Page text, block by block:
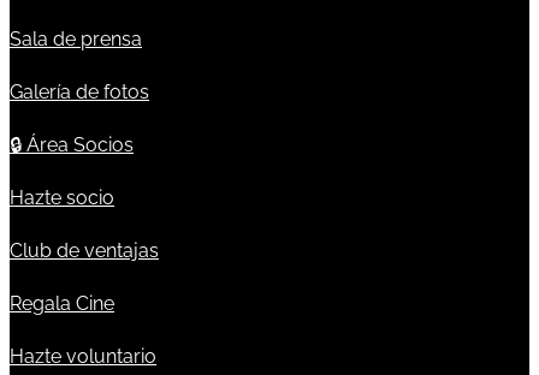
Sala de prensa
Galería de fotos
🔒 Área Socios
Hazte socio
Club de ventajas
Regala Cine
Hazte voluntario